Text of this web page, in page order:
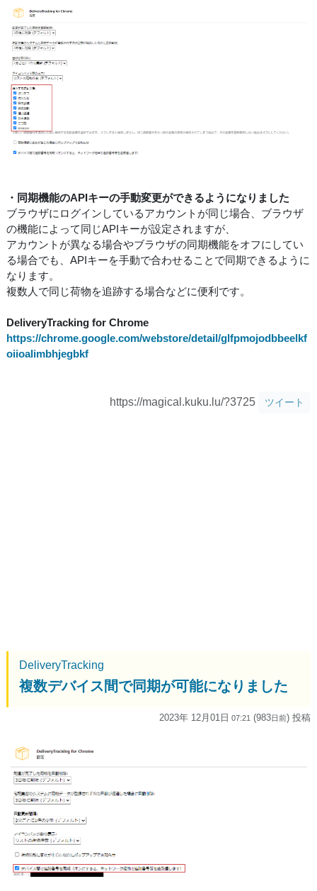
・同期機能のAPIキーの手動変更ができるようになりました
ブラウザにログインしているアカウントが同じ場合、ブラウザ
の機能によって同じAPIキーが設定されますが、
アカウントが異なる場合やブラウザの同期機能をオフにしてい
る場合でも、APIキーを手動で合わせることで同期できるように
なります。
複数人で同じ荷物を追跡する場合などに便利です。
DeliveryTracking for Chrome
https://chrome.google.com/webstore/detail/glfpmojodbbeelkf
oiioalimbhjegbkf
https://magical.kuku.lu/?3725 ツイート
DeliveryTracking
複数デバイス間で同期が可能になりました
2023年 12月01日 07:21 (983日前) 投稿